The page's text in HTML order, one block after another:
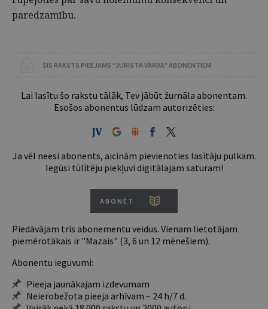
paredzamību.
ŠIS RAKSTS PIEEJAMS “JURISTA VĀRDA” ABONENTIEM
Lai lasītu šo rakstu tālāk, Tev jābūt žurnāla abonentam.
Esošos abonentus lūdzam autorizēties:
Ja vēl neesi abonents, aicinām pievienoties lasītāju pulkam.
Iegūsi tūlītēju piekļuvi digitālajam saturam!
ABONĒT
Piedāvājam trīs abonementu veidus. Vienam lietotājam
piemērotākais ir "Mazais" (3, 6 un 12 mēnešiem).
Abonentu ieguvumi:
Pieeja jaunākajam izdevumam
Neierobežota pieeja arhīvam – 24 h/7 d.